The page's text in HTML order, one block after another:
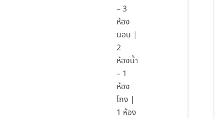
– 3
ห้อง
นอน |
2
ห้องน้ำ
– 1
ห้อง
โถง |
1 ห้อง